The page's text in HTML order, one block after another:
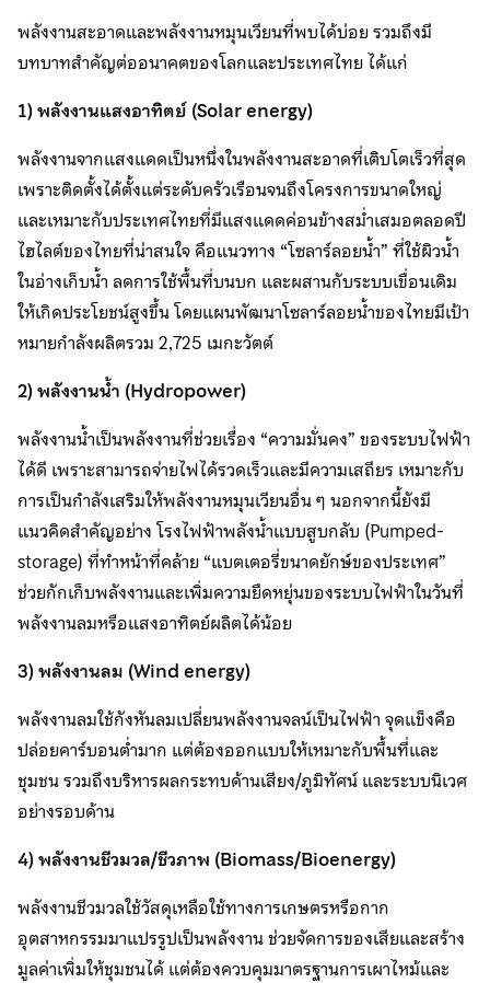
พลังงานสะอาดและพลังงานหมุนเวียนที่พบได้บ่อย รวมถึงมี
บทบาทสำคัญต่ออนาคตของโลกและประเทศไทย ได้แก่
1)พลังงานแสงอาทิตย์ (Solar energy)
พลังงานจากแสงแดดเป็นหนึ่งในพลังงานสะอาดที่เติบโตเร็วที่สุด
เพราะติดตั้งได้ตั้งแต่ระดับครัวเรือนจนถึงโครงการขนาดใหญ่
และเหมาะกับประเทศไทยที่มีแสงแดดค่อนข้างสม่ำเสมอตลอดปี
ไฮไลต์ของไทยที่น่าสนใจ คือแนวทาง “โซลาร์ลอยน้ำ” ที่ใช้ผิวน้ำ
ในอ่างเก็บน้ำ ลดการใช้พื้นที่บนบก และผสานกับระบบเขื่อนเดิม
ให้เกิดประโยชน์สูงขึ้น โดยแผนพัฒนาโซลาร์ลอยน้ำของไทยมีเป้า
หมายกำลังผลิตรวม 2,725 เมกะวัตต์
2) พลังงานน้ำ (Hydropower)
พลังงานน้ำเป็นพลังงานที่ช่วยเรื่อง “ความมั่นคง” ของระบบไฟฟ้า
ได้ดี เพราะสามารถจ่ายไฟได้รวดเร็วและมีความเสถียร เหมาะกับ
การเป็นกำลังเสริมให้พลังงานหมุนเวียนอื่น ๆ นอกจากนี้ยังมี
แนวคิดสำคัญอย่าง โรงไฟฟ้าพลังน้ำแบบสูบกลับ (Pumped-
storage) ที่ทำหน้าที่คล้าย “แบตเตอรี่ขนาดยักษ์ของประเทศ”
ช่วยกักเก็บพลังงานและเพิ่มความยืดหยุ่นของระบบไฟฟ้าในวันที่
พลังงานลมหรือแสงอาทิตย์ผลิตได้น้อย
3) พลังงานลม (Wind energy)
พลังงานลมใช้กังหันลมเปลี่ยนพลังงานจลน์เป็นไฟฟ้า จุดแข็งคือ
ปล่อยคาร์บอนต่ำมาก แต่ต้องออกแบบให้เหมาะกับพื้นที่และ
ชุมชน รวมถึงบริหารผลกระทบด้านเสียง/ภูมิทัศน์ และระบบนิเวศ
อย่างรอบด้าน
4) พลังงานชีวมวล/ชีวภาพ (Biomass/Bioenergy)
พลังงานชีวมวลใช้วัสดุเหลือใช้ทางการเกษตรหรือกาก
อุตสาหกรรมมาแปรรูปเป็นพลังงาน ช่วยจัดการของเสียและสร้าง
มูลค่าเพิ่มให้ชุมชนได้ แต่ต้องควบคุมมาตรฐานการเผาไหม้และ